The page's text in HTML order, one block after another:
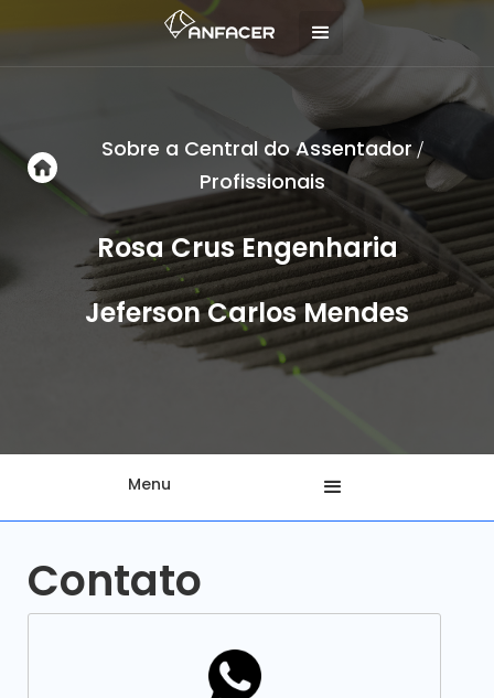
Sobre a Central do Assentador/
Profissionais
Rosa Crus Engenharia
Jeferson Carlos Mendes
Menu
Contato